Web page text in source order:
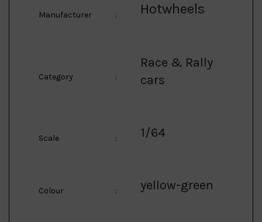
Manufacturer : Hotwheels
Category :
Race & Rally
cars
Scale : 1/64
Colour : yellow-green